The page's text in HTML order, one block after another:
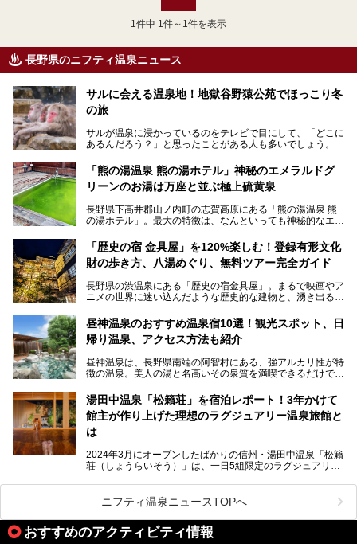
1 件中 1件～1件を表示
長野県のニフティ温泉ニュース
サルに会える温泉地！地獄谷野猿公苑でほっこり冬
の旅
サルが温泉に浸かっているのをテレビで目にして、「どこに
あるんだろう？」と思ったことがある人も多いでしょう。
この微笑ましい光景は、長野県にある「地獄谷野猿公苑」で
見られるもので、野生のサルが雪景色の中で温泉に浸かる姿
を間近で観察できます。
本記事では、地獄谷野猿公苑の魅力や見どころ、サルと温泉
との関係性、地獄谷周辺の観光スポットについて紹介しま
ので、野生のサルを観察する貴重な自然体験と温泉をあわせ
て楽しみたい人は、ぜひ参考にしてください。
「熊の湯温泉 熊の湯ホテル」神秘のエメラルドグ
リーンのお湯は万座と並ぶ極上硫黄泉
長野県下高井郡山ノ内町の志賀高原にある「熊の湯温泉 熊
の湯ホテル」。最大の特徴は、なんといっても神秘的なエメ
リピートするファンも多い温泉です。冬はスキーと一緒に楽
しみたい極上の温泉を紹介します。
「歴史の宿 金具屋」を120%楽しむ！登録有形文化
財の歩き方、八湯めぐり、無料ツアー完全ガイド
長野県の渋温泉にある「歴史の宿金具屋」。まるで映画やア
ニメの世界に迷い込んだような歴史的な建物と、湧き出る温
を隅々まで楽しみたいですよね。この記事では、金具屋での
滞在を最高の思い出にするための「楽しみ方」を徹底的にご
紹介します！
昼神温泉のおすすめ温泉宿10選！観光スポット、日
帰り温泉、アクセス方法も紹介
昼神温泉は、長野県南端の阿智村にある、強アルカリ性が特
徴の温泉。美人の湯と名高いその泉質を満喫できるだけでな
昼神温泉では、朝市などの観光スポットや、信州名物のおや
きを楽しめるグルメスポットなど、観光を楽しむにはぴった
りの場所が豊富にあります。
この記事では、昼神温泉での滞在を充実させる宿泊施設や日
帰り温泉、見どころ満載の観光・グルメスポットに加え、ア
クセス方法も順に紹介します。
湯田中温泉「松籟荘」を宿泊レポート！3年かけて
館主が作り上げた理想のラグジュアリー温泉旅館と
は
2024年3月にオープンしたばかりの信州・湯田中温泉「松籟
荘（しょうらいそう）」は、一日5組限定のラグジュアリー
ライベートに楽しめる非日常感が味わえます。また宿泊者は
道向かいの「よろづや」の大浴場「桃山風呂」や共同浴場の
「湯田中大湯」も利用ができます。
極上のお湯に浸り上質なお料理に舌鼓、特別な日に泊まりた
い湯田中温泉「松籟荘」を、実際に宿泊した目線で紹介しま
ニフティ温泉ニュースTOPへ
おすすめのアクティビティ情報